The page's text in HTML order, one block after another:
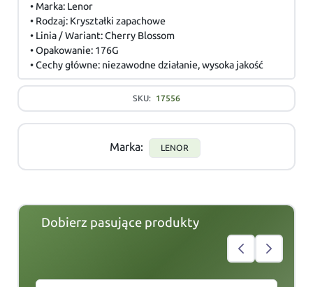
• Marka: Lenor
• Rodzaj: Kryształki zapachowe
• Linia / Wariant: Cherry Blossom
• Opakowanie: 176G
• Cechy główne: niezawodne działanie, wysoka jakość
SKU: 17556
Marka: LENOR
Dobierz pasujące produkty